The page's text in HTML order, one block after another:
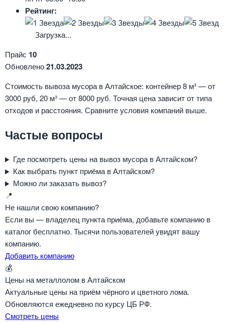
Рейтинг:
Загрузка...
Прайс 10
Обновлено21.03.2023
Стоимость вывоза мусора в Алтайское: контейнер 8 м³ — от
3000 руб, 20 м³ — от 8000 руб. Точная цена зависит от типа
отходов и расстояния. Сравните условия компаний выше.
Частые вопросы
Где посмотреть цены на вывоз мусора в Алтайском?
Как выбрать пункт приёма в Алтайском?
Можно ли заказать вывоз?
📍
Не нашли свою компанию?
Если вы — владелец пункта приёма, добавьте компанию в
каталог бесплатно. Тысячи пользователей увидят вашу
компанию.
Добавить компанию
💰
Цены на металлолом в Алтайском
Актуальные цены на приём чёрного и цветного лома.
Обновляются ежедневно по курсу ЦБ РФ.
Смотреть цены